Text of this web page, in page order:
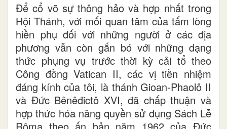
Để cổ võ sự thông hảo và hợp nhất trong
Hội Thánh, với mối quan tâm của tấm lòng
hiền phụ đối với những người ở các địa
phương vẫn còn gắn bó với những dạng
thức phụng vụ trước thời kỳ cải tổ theo
Công đồng Vatican II, các vị tiền nhiệm
đáng kính của tôi, là thánh Gioan-Phaolô II
và Đức Bênêđictô XVI, đã chấp thuận và
hợp thức hóa năng quyền sử dụng Sách Lễ